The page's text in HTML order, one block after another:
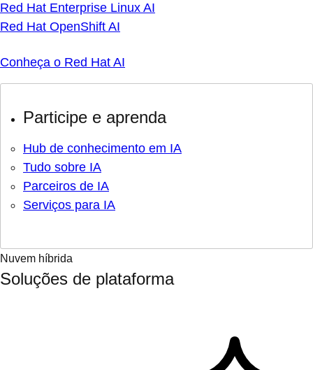
Red Hat Enterprise Linux AI
Red Hat OpenShift AI
Conheça o Red Hat AI
Participe e aprenda
Hub de conhecimento em IA
Tudo sobre IA
Parceiros de IA
Serviços para IA
Nuvem híbrida
Soluções de plataforma